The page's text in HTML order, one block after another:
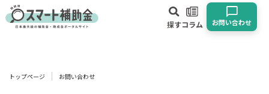
探すコラム お問い合わせ
団体
トップページ お問い合わせ